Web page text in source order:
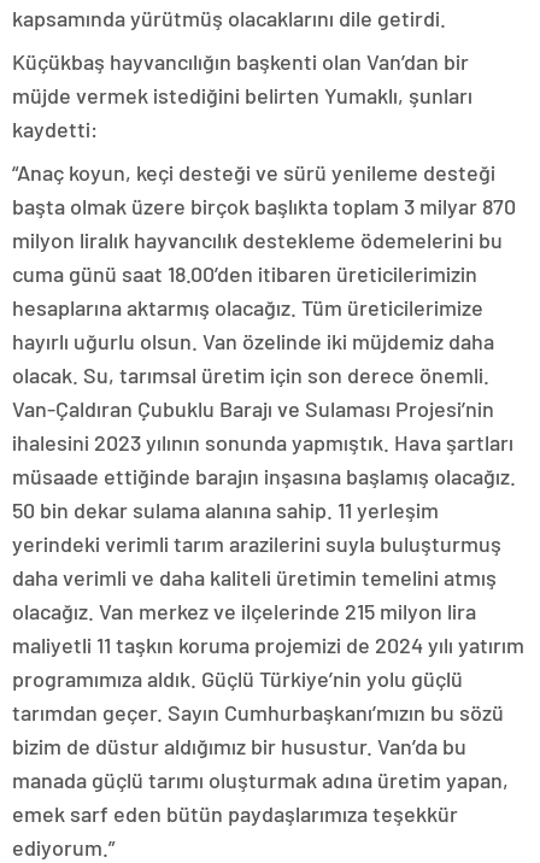
kapsamında yürütmüş olacaklarını dile getirdi.
Küçükbaş hayvancılığın başkenti olan Van’dan bir
müjde vermek istediğini belirten Yumaklı, şunları
kaydetti:
“Anaç koyun, keçi desteği ve sürü yenileme desteği
başta olmak üzere birçok başlıkta toplam 3 milyar 870
milyon liralık hayvancılık destekleme ödemelerini bu
cuma günü saat 18.00’den itibaren üreticilerimizin
hesaplarına aktarmış olacağız. Tüm üreticilerimize
hayırlı uğurlu olsun. Van özelinde iki müjdemiz daha
olacak. Su, tarımsal üretim için son derece önemli.
Van-Çaldıran Çubuklu Barajı ve Sulaması Projesi’nin
ihalesini 2023 yılının sonunda yapmıştık. Hava şartları
müsaade ettiğinde barajın inşasına başlamış olacağız.
50 bin dekar sulama alanına sahip. 11 yerleşim
yerindeki verimli tarım arazilerini suyla buluşturmuş
daha verimli ve daha kaliteli üretimin temelini atmış
olacağız. Van merkez ve ilçelerinde 215 milyon lira
maliyetli 11 taşkın koruma projemizi de 2024 yılı yatırım
programımıza aldık. Güçlü Türkiye’nin yolu güçlü
tarımdan geçer. Sayın Cumhurbaşkanı’mızın bu sözü
bizim de düstur aldığımız bir husustur. Van’da bu
manada güçlü tarımı oluşturmak adına üretim yapan,
emek sarf eden bütün paydaşlarımıza teşekkür
ediyorum.”